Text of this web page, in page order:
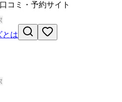
コミ・予約サイト
とは